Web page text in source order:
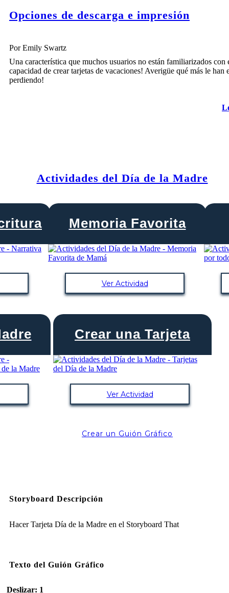
Opciones de descarga e impresión
Por Emily Swartz
Una característica que muchos usuarios no están familiarizados con
capacidad de crear tarjetas de vacaciones! Averigüe qué más le han
perdiendo!
Actividades del Día de la Madre
Memoria Favorita
Ver Actividad
Crear una Tarjeta
Ver Actividad
Crear un Guión Gráfico
Storyboard Descripción
Hacer Tarjeta Día de la Madre en el Storyboard That
Texto del Guión Gráfico
Deslizar: 1